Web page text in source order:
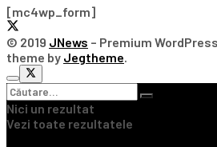
[mc4wp_form]
© 2019 JNews – Premium
theme by Jegtheme.
Nici un rezultat
Vezi toate rezultatele